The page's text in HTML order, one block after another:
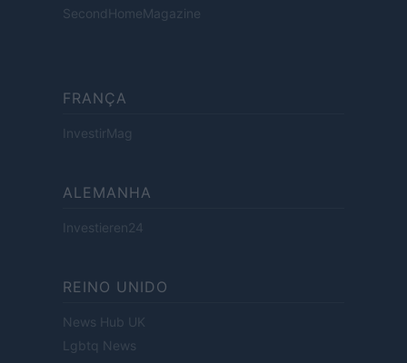
SecondHomeMagazine
FRANÇA
InvestirMag
ALEMANHA
Investieren24
REINO UNIDO
News Hub UK
Lgbtq News